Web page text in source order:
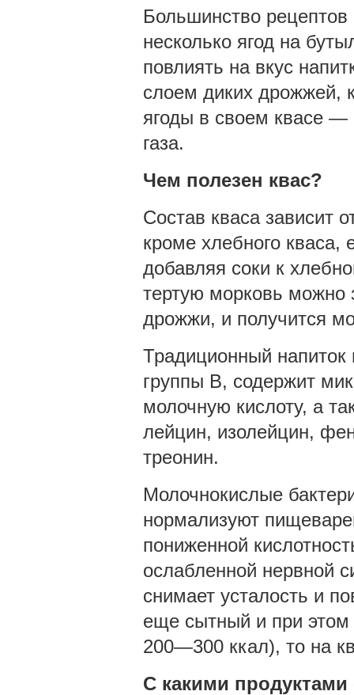
Большинство рецептов
несколько ягод на
повлиять на вкус
слоем диких дрожжей,
ягоды в своем квасе —
газа.
Чем полезен квас?
Состав кваса зависит
кроме хлебного
добавляя соки к
тертую морковь можно
дрожжи, и получится
Традиционный напиток
группы В, содержит
молочную кислоту, а
лейцин, изолейцин,
треонин.
Молочнокислые
нормализуют
пониженной
ослабленной нервной
снимает усталость и
еще сытный и при этом
200—300 ккал), то на
С какими продуктами